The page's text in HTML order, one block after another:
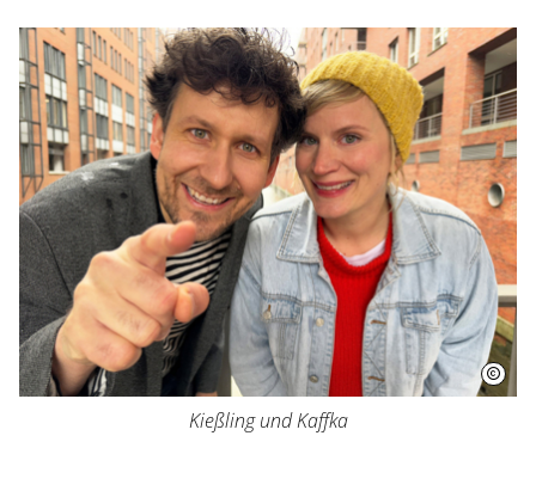
Herrenhausen erleben
Kleines Fest im Großen Garten
Museum Schloss Herrenhausen
Service und Aktuelles
Veranstaltungen
Kießling und Kaffka